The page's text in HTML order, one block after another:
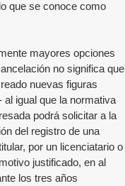
que se conoce como
mayores opciones
no significa que
nuevas figuras
al igual que la normativa
podrá solicitar a la
del registro de una
por un licenciatario o
justificado, en al
los tres años